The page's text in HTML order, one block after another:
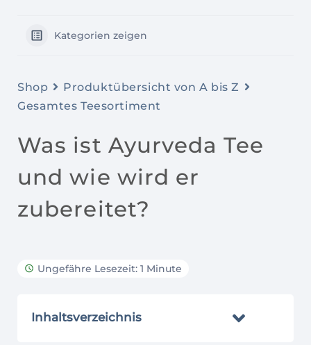
Kategorien zeigen
Shop
Produktübersicht von A bis Z
Gesamtes Teesortiment
Was ist Ayurveda Tee
und wie wird er
zubereitet?
Ungefähre Lesezeit: 1 Minute
Inhaltsverzeichnis